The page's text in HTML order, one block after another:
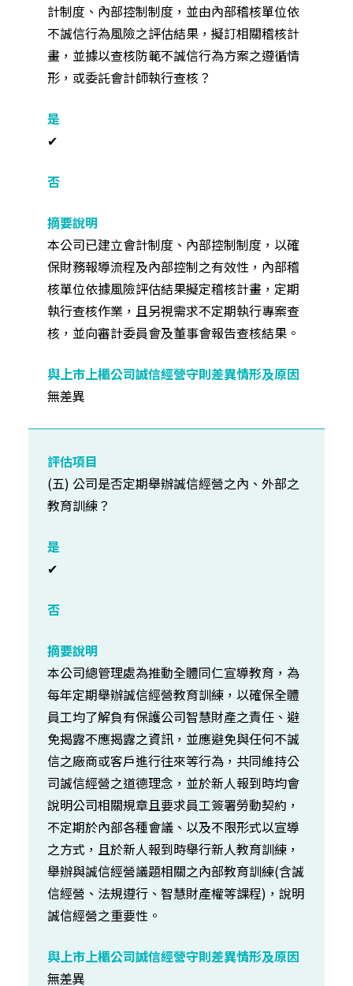
計制度、內部控制制度，並由內部稽核單位依
不誠信行為風險之評估結果，擬訂相關稽核計
畫，並據以查核防範不誠信行為方案之遵循情
形，或委託會計師執行查核？
✔
本公司已建立會計制度、內部控制制度，以確
保財務報導流程及內部控制之有效性，內部稽
核單位依據風險評估結果擬定稽核計畫，定期
執行查核作業，且另視需求不定期執行專案查
核，並向審計委員會及董事會報告查核結果。
無差異
(五) 公司是否定期舉辦誠信經營之內、外部之
教育訓練？
✔
本公司總管理處為推動全體同仁宣導教育，為
每年定期舉辦誠信經營教育訓練，以確保全體
員工均了解負有保護公司智慧財產之責任、避
免揭露不應揭露之資訊，並應避免與任何不誠
信之廠商或客戶進行往來等行為，共同維持公
司誠信經營之道德理念，並於新人報到時均會
說明公司相關規章且要求員工簽署勞動契約，
不定期於內部各種會議、以及不限形式以宣導
之方式，且於新人報到時舉行新人教育訓練，
舉辦與誠信經營議題相關之內部教育訓練(含誠
信經營、法規遵行、智慧財產權等課程)，說明
誠信經營之重要性。
無差異